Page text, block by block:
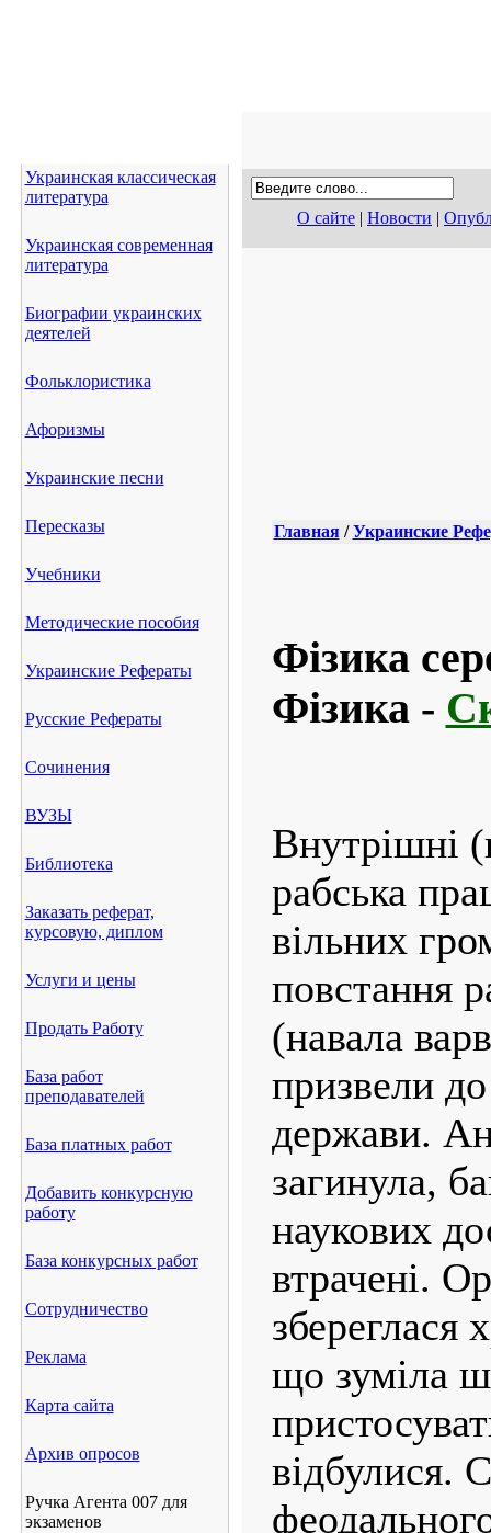
Украинская классическая
литература
Украинская современная
литература
Биографии украинских
деятелей
Фольклористика
Афоризмы
Украинские песни
Пересказы
Учебники
Методические пособия
Украинские Рефераты
Русские Рефераты
Сочинения
ВУЗЫ
Библиотека
Заказать реферат,
курсовую, диплом
Услуги и цены
Продать Работу
База работ
преподавателей
База платных работ
Добавить конкурсную
работу
База конкурсных работ
Сотрудничество
Реклама
Карта сайта
Архив опросов
Ручка Агента 007 для
экзаменов
О сайте | Новости |
Главная/Украинские
Фізика
Фізика -
Внутрішні
рабська
вільних
повстання
(навала
призвели
держави.
загинула,
наукових
втрачені.
збереглася
що зуміла
відбулися.